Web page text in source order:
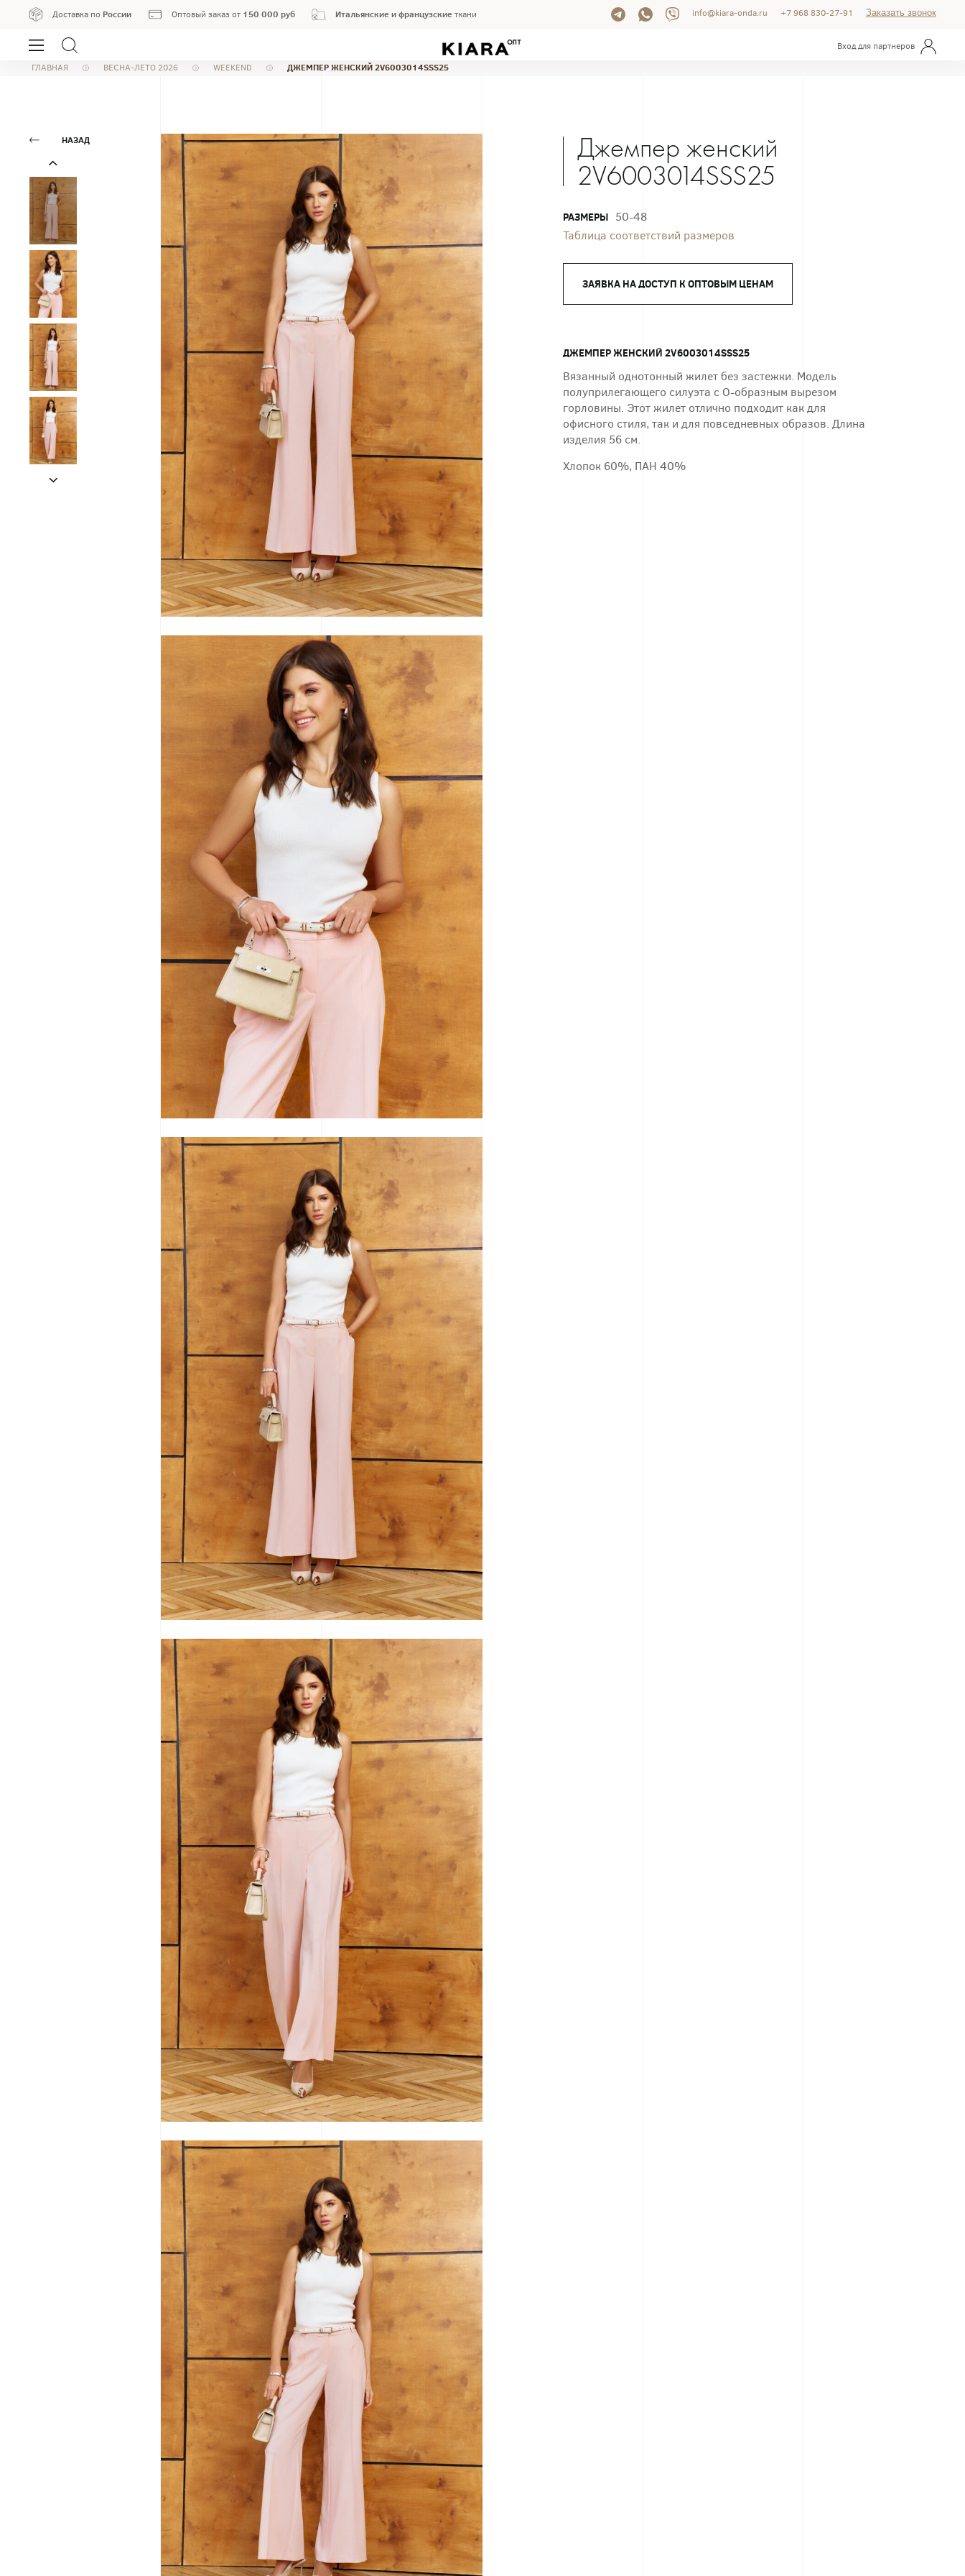
Доставка по России Оптовый заказ от 150 000 руб Итальянские и французскиеткани info@kiara-onda.ru +7 968 830-27-91 Заказать звонок
Вход для партнеров
ГЛАВНАЯ
ВЕСНА-ЛЕТО 2026 WEEKEND ДЖЕМПЕР ЖЕНСКИЙ 2V6003014SSS25
НАЗАД Джемпер женский
2V6003014SSS25
РАЗМЕРЫ 50-48
Таблица соответствий размеров
ЗАЯВКА НА ДОСТУП К ОПТОВЫМ ЦЕНАМ
ДЖЕМПЕР ЖЕНСКИЙ 2V6003014SSS25
Вязанный однотонный жилет без застежки. Модель
полуприлегающего силуэта с О-образным вырезом
горловины. Этот жилет отлично подходит как для
офисного стиля, так и для повседневных образов. Длина
изделия 56 см.
Хлопок 60%, ПАН 40%